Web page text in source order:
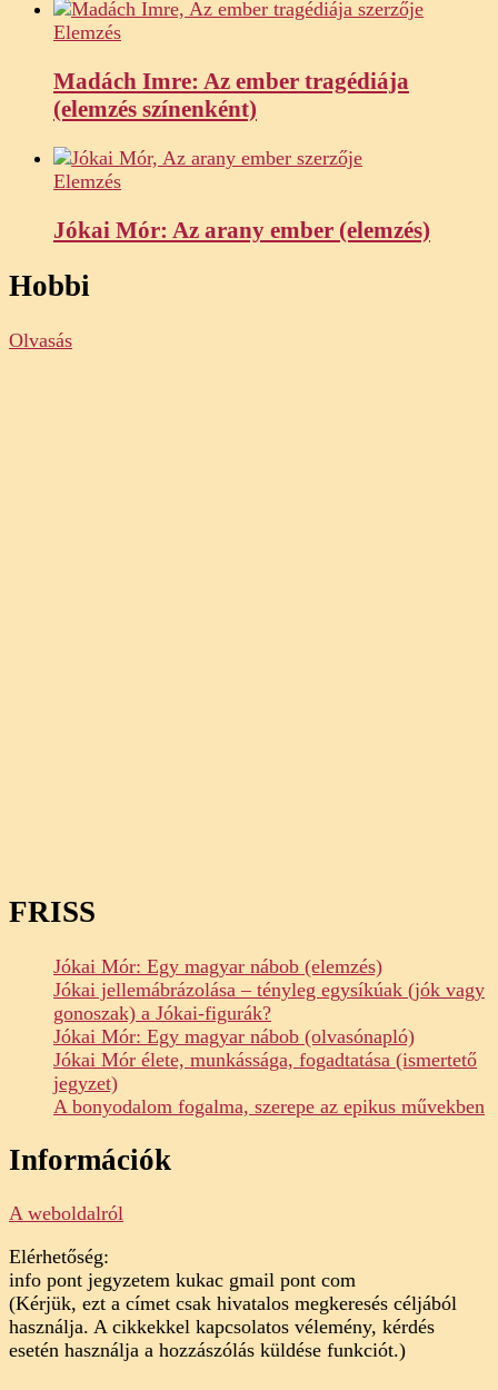
Elemzés
Madách Imre: Az ember tragédiája
(elemzés színenként)
Elemzés
Jókai Mór: Az arany ember (elemzés)
Hobbi
Olvasás
FRISS
Jókai Mór: Egy magyar nábob (elemzés)
Jókai jellemábrázolása – tényleg egysíkúak (jók vagy
gonoszak) a Jókai-figurák?
Jókai Mór: Egy magyar nábob (olvasónapló)
Jókai Mór élete, munkássága, fogadtatása (ismertető
jegyzet)
A bonyodalom fogalma, szerepe az epikus művekben
Információk
A weboldalról
Elérhetőség:
info pont jegyzetem kukac gmail pont com
(Kérjük, ezt a címet csak hivatalos megkeresés céljából
használja. A cikkekkel kapcsolatos vélemény, kérdés
esetén használja a hozzászólás küldése funkciót.)